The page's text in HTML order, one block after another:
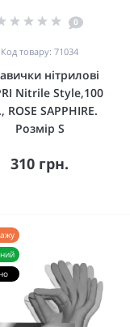
0
Код товару: 71034
нітрилові
Nitrile Style,100
ROSE SAPPHIRE.
Розмір S
310 грн.